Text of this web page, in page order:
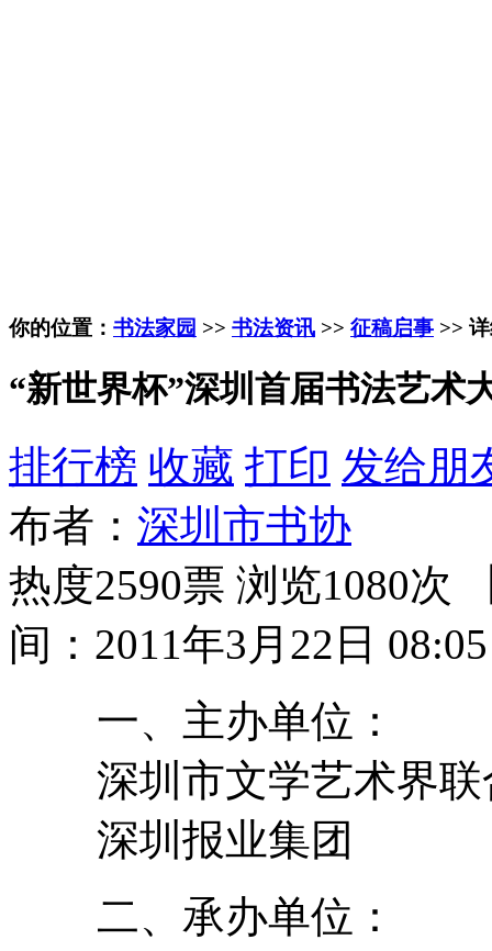
你的位置： 书法家园 >> 书法资讯 >> 征稿启事 >>
“新世界杯”深圳首届书法艺术
排行榜 收藏 打印 发给朋
布者： 深圳市书协
热度2590票 浏览1080次
间：2011年3月22日 08:05
一、主办单位：
深圳市文学艺术界联
深圳报业集团
二、承办单位：